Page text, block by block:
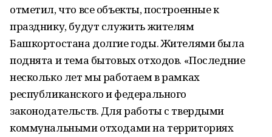
отметил, что все объекты, построенные к
празднику, будут служить жителям
Башкортостана долгие годы. Жителями была
поднята и тема бытовых отходов. «Последние
несколько лет мы работаем в рамках
республиканского и федерального
законодательств. Для работы с твердыми
коммунальными отходами на территориях